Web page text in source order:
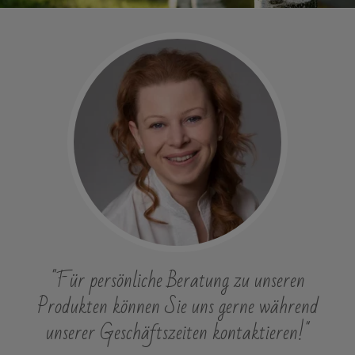
"Für persönliche Beratung zu unseren
Produkten können Sie uns gerne während
unserer Geschäftszeiten kontaktieren!"